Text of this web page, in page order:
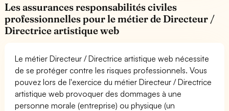
Les assurances responsabilités civiles
professionnelles pour le métier de Directeur /
Directrice artistique web
Le métier Directeur / Directrice artistique web nécessite
de se protéger contre les risques professionnels. Vous
pouvez lors de l'exercice du métier Directeur / Directrice
artistique web provoquer des dommages à une
personne morale (entreprise) ou physique (un